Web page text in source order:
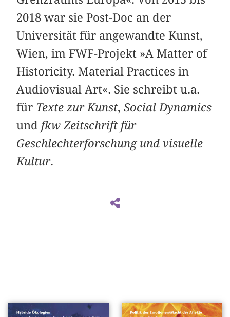
2018 war sie Post-Doc an der
Universität für angewandte Kunst,
Wien, im FWF-Projekt »A Matter of
Historicity. Material Practices in
Audiovisual Art«. Sie schreibt u.a.
für Texte zur Kunst,Social Dynamics
und fkw Zeitschrift für
Geschlechterforschung und visuelle
Kultur.